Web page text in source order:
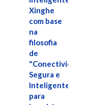
Xinghe
com base
na
filosofia
de
"Conectividade
Segura e
Inteligente"
para